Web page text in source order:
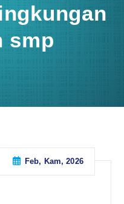
smp
Feb, Kam, 2026